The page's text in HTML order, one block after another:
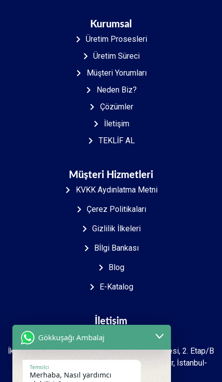
Kurumsal
Üretim Prosesleri
Üretim Süreci
Müşteri Yorumları
Neden Biz?
Çözümler
İletişim
TEKLİF AL
Müşteri Hizmetleri
KVKK Aydınlatma Metni
Çerez Politikaları
Gizlilik İlkeleri
Bİlgi Bankası
Blog
E-Katalog
İletişim
İkitelli O.S.B Mah. 2723. sokak İpkas Sanayi Sitesi, 2. Etap/B
Ada 7 Zemin 1.kat İşyeri No: 27-39 Başakşehir, İstanbul-
Türkiye
Gökkuşağı Ambalaj
Temsilci
Merhaba, Nasıl yardımcı